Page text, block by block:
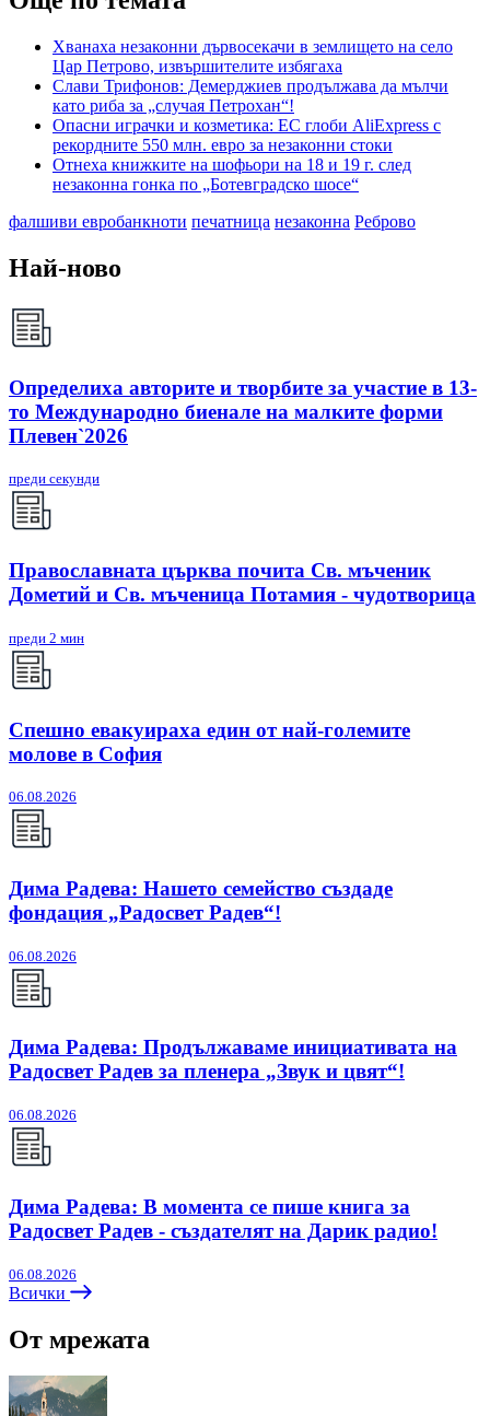
Хванаха незаконни дървосекачи в землището на село
Цар Петрово, извършителите избягаха
Слави Трифонов: Демерджиев продължава да мълчи
като риба за „случая Петрохан“!
Опасни играчки и козметика: ЕС глоби AliExpress с
рекордните 550 млн. евро за незаконни стоки
Отнеха книжките на шофьори на 18 и 19 г. след
незаконна гонка по „Ботевградско шосе“
фалшиви евробанкноти печатница незаконна Реброво
Най-ново
Определиха авторите и творбите за участие в 13-
то Международно биенале на малките форми
Плевен`2026
преди секунди
Православната църква почита Св. мъченик
Дометий и Св. мъченица Потамия - чудотворица
преди 2 мин
Спешно евакуираха един от най-големите
молове в София
06.08.2026
Дима Радева: Нашето семейство създаде
фондация „Радосвет Радев“!
06.08.2026
Дима Радева: Продължаваме инициативата на
Радосвет Радев за пленера „Звук и цвят“!
06.08.2026
Дима Радева: В момента се пише книга за
Радосвет Радев - създателят на Дарик радио!
06.08.2026
Всички
От мрежата